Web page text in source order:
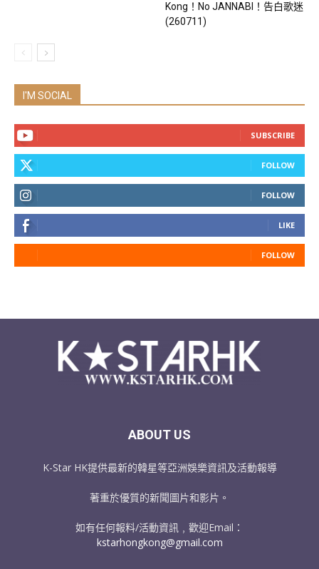
Kong！No JANNABI！告白歌迷
(260711)
I'M SOCIAL
SUBSCRIBE
FOLLOW
FOLLOW
LIKE
FOLLOW
ABOUT US
K-Star HK提供最新的韓星等亞洲娛樂資訊及活動報導
著重於優質的新聞圖片和影片。
如有任何報料/活動資訊﹐歡迎Email：
kstarhongkong@gmail.com